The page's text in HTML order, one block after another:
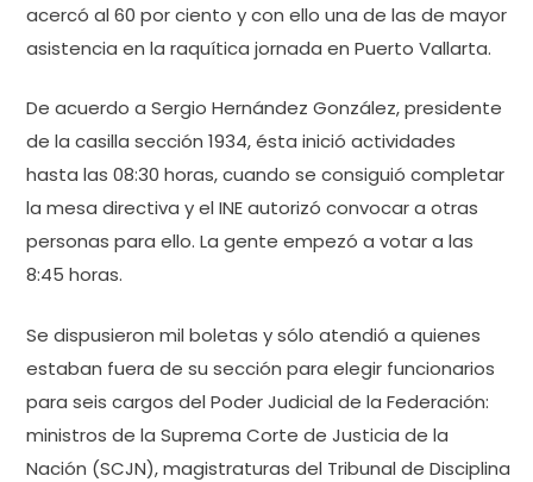
acercó al 60 por ciento y con ello una de las de mayor
asistencia en la raquítica jornada en Puerto Vallarta.
De acuerdo a Sergio Hernández González, presidente
de la casilla sección 1934, ésta inició actividades
hasta las 08:30 horas, cuando se consiguió completar
la mesa directiva y el INE autorizó convocar a otras
personas para ello. La gente empezó a votar a las
8:45 horas.
Se dispusieron mil boletas y sólo atendió a quienes
estaban fuera de su sección para elegir funcionarios
para seis cargos del Poder Judicial de la Federación:
ministros de la Suprema Corte de Justicia de la
Nación (SCJN), magistraturas del Tribunal de Disciplina